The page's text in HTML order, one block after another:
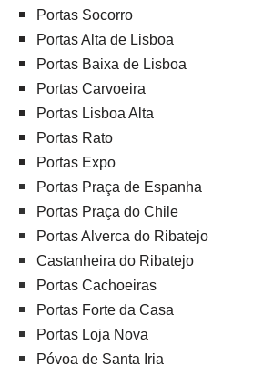
Portas Socorro
Portas Alta de Lisboa
Portas Baixa de Lisboa
Portas Carvoeira
Portas Lisboa Alta
Portas Rato
Portas Expo
Portas Praça de Espanha
Portas Praça do Chile
Portas Alverca do Ribatejo
Castanheira do Ribatejo
Portas Cachoeiras
Portas Forte da Casa
Portas Loja Nova
Póvoa de Santa Iria